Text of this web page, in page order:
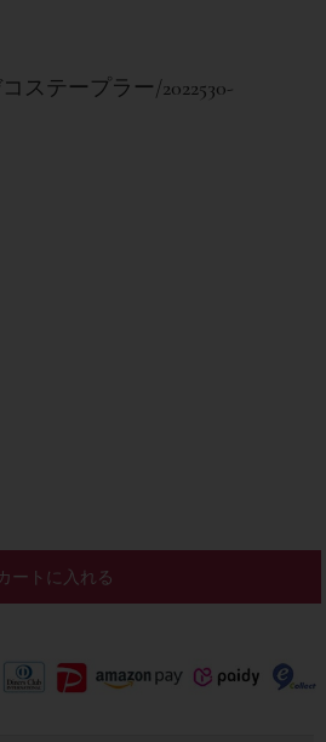
ステープラー/2022530-
ートに入れる